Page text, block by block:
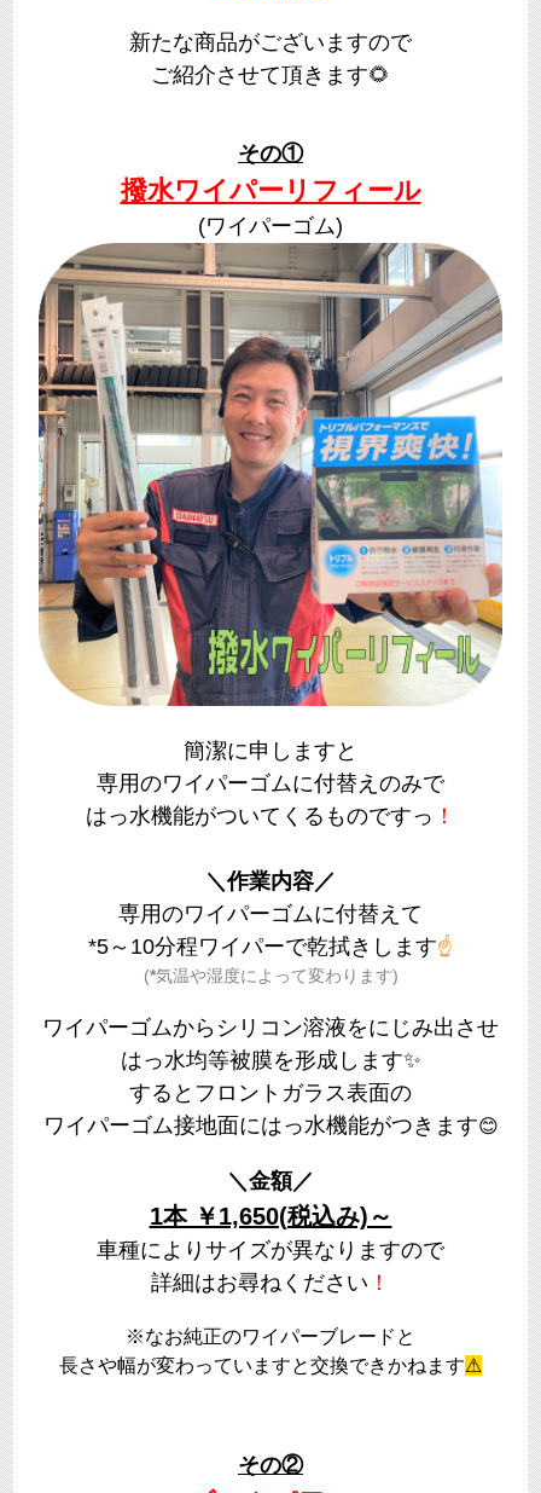
新たな商品がございますので
ご紹介させて頂きます🌻
その①
撥水ワイパーリフィール
(ワイパーゴム)
簡潔に申しますと
専用のワイパーゴムに付替えのみで
はっ水機能がついてくるものですっ ！
＼作業内容／
専用のワイパーゴムに付替えて
*5～10分程ワイパーで乾拭きします☝
(*気温や湿度によって変わります)
ワイパーゴムからシリコン溶液をにじみ出させ
はっ水均等被膜を形成します✨
するとフロントガラス表面の
ワイパーゴム接地面にはっ水機能がつきます😊
＼金額／
1本 ￥1,650(税込み)～
車種によりサイズが異なりますので
詳細はお尋ねください ！
※なお純正のワイパーブレードと
長さや幅が変わっていますと交換できかねます⚠
その②